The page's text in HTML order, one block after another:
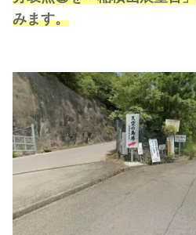
みます。